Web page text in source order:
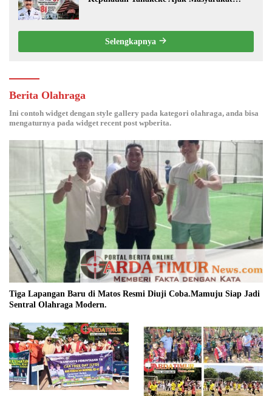
Selengkapnya
Berita Olahraga
Ini contoh widget dengan style gallery pada kategori olahraga, anda bisa
mengaturnya pada widget recent post wpberita.
Tiga Lapangan Baru di Matos Resmi Diuji Coba.Mamuju Siap Jadi
Sentral Olahraga Modern.